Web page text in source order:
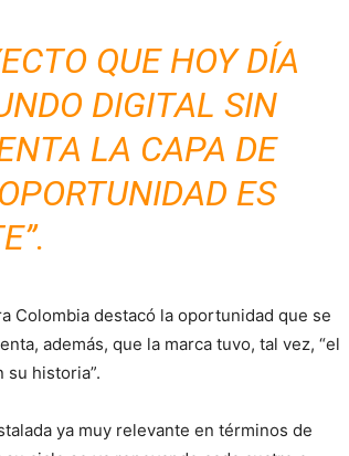
QUE HOY DÍA
DIGITAL SIN
LA CAPA DE
ES
Colombia destacó la oportunidad que se
además, que la marca tuvo, tal vez, “el
historia”.
ya muy relevante en términos de